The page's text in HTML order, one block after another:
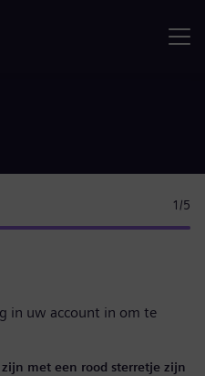
1 /5
in uw account in om te
met een rood sterretje zijn